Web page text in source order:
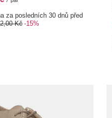
za posledních 30 dnů před
Kč-15%